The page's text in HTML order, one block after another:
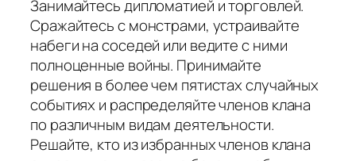
Занимайтесь дипломатией и торговлей.
Сражайтесь с монстрами, устраивайте
набеги на соседей или ведите с ними
полноценные войны. Принимайте
решения в более чем пятистах случайных
событиях и распределяйте членов клана
по различным видам деятельности.
Решайте, кто из избранных членов клана